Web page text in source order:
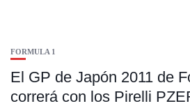
FORMULA 1
El GP de Japón 2011 de
correrá con los Pirelli